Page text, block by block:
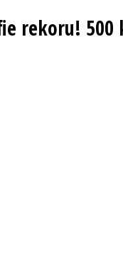
rekoru!